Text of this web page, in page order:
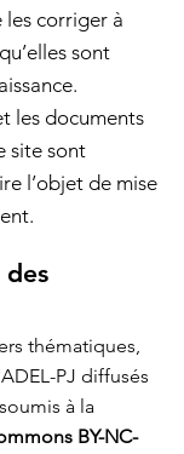
les corriger à
sont
les documents
site sont
l’objet de mise
thématiques,
PJ diffusés
à la
BY-NC-